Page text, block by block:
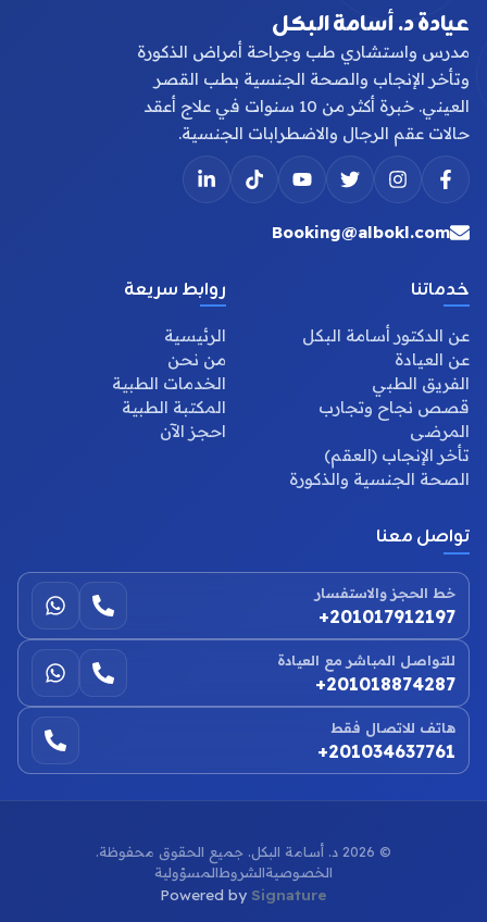
عيادة د. أسامة البكل
مدرس واستشاري طب وجراحة أمراض الذكورة
وتأخر الإنجاب والصحة الجنسية بطب القصر
العيني. خبرة أكثر من 10 سنوات في علاج أعقد
حالات عقم الرجال والاضطرابات الجنسية.
Booking@albokl.com
خدماتنا
عن الدكتور أسامة البكل
عن العيادة
الفريق الطبي
قصص نجاح وتجارب
المرضى
تأخر الإنجاب (العقم)
الصحة الجنسية والذكورة
روابط سريعة
الرئيسية
من نحن
الخدمات الطبية
المكتبة الطبية
احجز الآن
تواصل معنا
خط الحجز والاستفسار
+201017912197
للتواصل المباشر مع العيادة
+201018874287
هاتف للاتصال فقط
+201034637761
©
2026 د. أسامة البكل. جميع الحقوق محفوظة.
الخصوصيةالشروطالمسؤولية
Powered by Signature